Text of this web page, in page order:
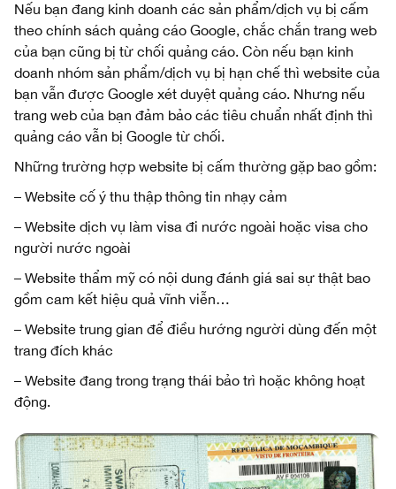
Nếu bạn đang kinh doanh các sản phẩm/dịch vụ bị cấm
theo chính sách quảng cáo Google, chắc chắn trang web
của bạn cũng bị từ chối quảng cáo. Còn nếu bạn kinh
doanh nhóm sản phẩm/dịch vụ bị hạn chế thì website của
bạn vẫn được Google xét duyệt quảng cáo. Nhưng nếu
trang web của bạn đảm bảo các tiêu chuẩn nhất định thì
quảng cáo vẫn bị Google từ chối.
Những trường hợp website bị cấm thường gặp bao gồm:
– Website cố ý thu thập thông tin nhạy cảm
– Website dịch vụ làm visa đi nước ngoài hoặc visa cho
người nước ngoài
– Website thẩm mỹ có nội dung đánh giá sai sự thật bao
gồm cam kết hiệu quả vĩnh viễn…
– Website trung gian để điều hướng người dùng đến một
trang đích khác
– Website đang trong trạng thái bảo trì hoặc không hoạt
động.